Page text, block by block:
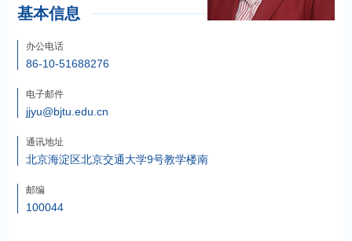
基本信息
办公电话
86-10-51688276
电子邮件
jjyu@bjtu.edu.cn
通讯地址
北京海淀区北京交通大学9号教学楼南
邮编
100044